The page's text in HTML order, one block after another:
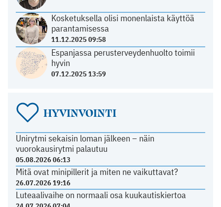
Kosketuksella olisi monenlaista käyttöä
parantamisessa
11.12.2025 09:58
Espanjassa perusterveydenhuolto toimii
hyvin
07.12.2025 13:59
HYVINVOINTI
Unirytmi sekaisin loman jälkeen – näin
vuorokausirytmi palautuu
05.08.2026 06:13
Mitä ovat minipillerit ja miten ne vaikuttavat?
26.07.2026 19:16
Luteaalivaihe on normaali osa kuukautiskiertoa